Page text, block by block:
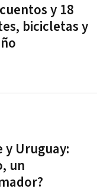
y 18
bicicletas y
y Uruguay:
un